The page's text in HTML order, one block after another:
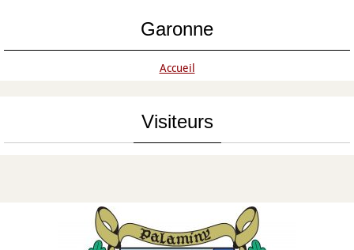
Garonne
Accueil
Visiteurs